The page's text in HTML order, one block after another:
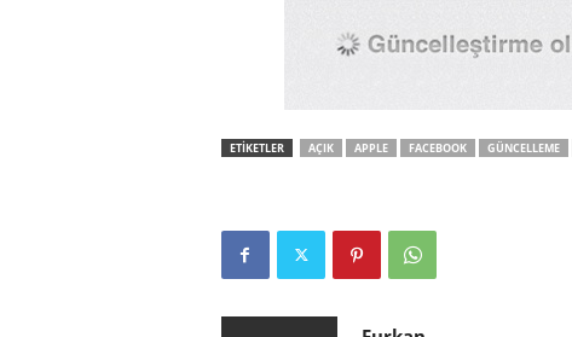
ETİKETLER AÇIK APPLE FACEBOOK GÜNCELLEME